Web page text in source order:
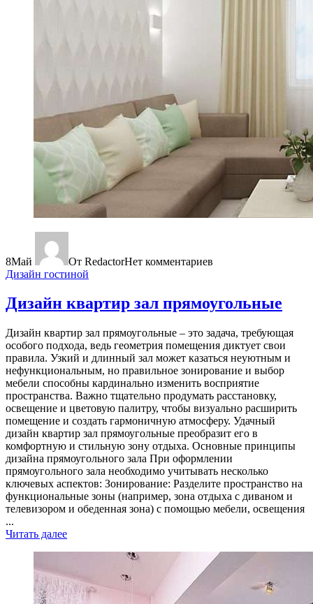
8Май От RedactorНет комментариев
Дизайн гостиной
Дизайн квартир зал прямоугольные
Дизайн квартир зал прямоугольные – это задача, требующая
особого подхода, ведь геометрия помещения диктует свои
правила. Узкий и длинный зал может казаться неуютным и
нефункциональным, но правильное зонирование и выбор
мебели способны кардинально изменить восприятие
пространства. Важно тщательно продумать расстановку,
освещение и цветовую палитру, чтобы визуально расширить
помещение и создать гармоничную атмосферу. Удачный
дизайн квартир зал прямоугольные преобразит его в
комфортную и стильную зону отдыха. Основные принципы
дизайна прямоугольного зала При оформлении
прямоугольного зала необходимо учитывать несколько
ключевых аспектов: Зонирование: Разделите пространство на
функциональные зоны (например, зона отдыха с диваном и
телевизором и обеденная зона) с помощью мебели, освещения
...
Читать далее